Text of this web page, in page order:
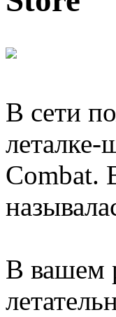
В сети
Combat.
В вашем